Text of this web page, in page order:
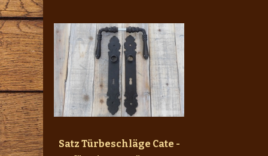
Satz Türbeschläge Cate -